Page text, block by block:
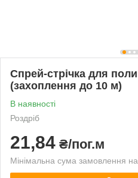
Спрей-стрічка для
(захоплення до 10 м)
В наявності
Роздріб
21,84 ₴/пог.м
Мінімальна сума замовлення